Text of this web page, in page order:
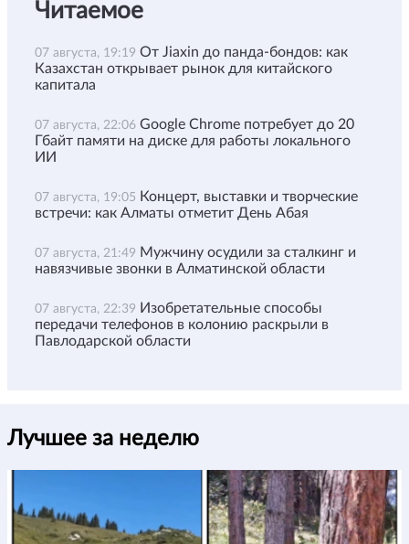
Читаемое
07 августа, 19:19 От Jiaxin до панда-бондов: как
Казахстан открывает рынок для китайского
капитала
07 августа, 22:06 Google Chrome потребует до 20
Гбайт памяти на диске для работы локального
ИИ
07 августа, 19:05 Концерт, выставки и творческие
встречи: как Алматы отметит День Абая
07 августа, 21:49 Мужчину осудили за сталкинг и
навязчивые звонки в Алматинской области
07 августа, 22:39 Изобретательные способы
передачи телефонов в колонию раскрыли в
Павлодарской области
Лучшее за неделю